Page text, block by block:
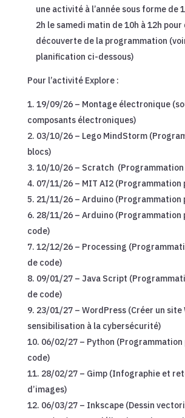
une activité à l’année sous forme de
2h le samedi matin de 10h à 12h
découverte de la programmation
planification ci-dessous)
Pour l’activité Explore :
19/09/26 – Montage électronique
composants électroniques)
03/10/26 – Lego MindStorm
blocs)
10/10/26 – Scratch (Programmation
07/11/26 – MIT AI2 (Programmation
21/11/26 – Arduino (Programmation
28/11/26 – Arduino (Programmation
code)
12/12/26 – Processing
de code)
09/01/27 – Java Script
de code)
23/01/27 – WordPress (Créer un site
sensibilisation à la cybersécurité)
06/02/27 – Python (Programmation
code)
28/02/27 – Gimp (Infographie et
d’images)
06/03/27 – Inkscape (Dessin